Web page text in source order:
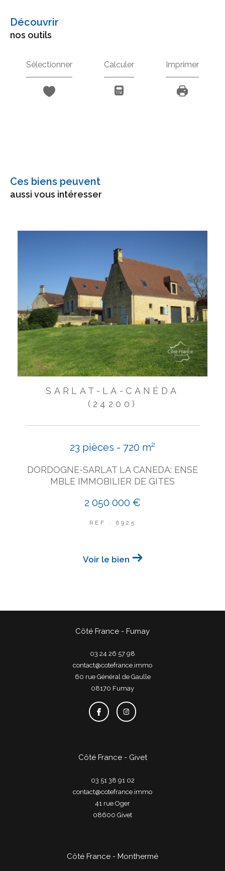
découvrir
nos outils
Sélectionner Calculer Imprimer
Ces biens peuvent
aussi vous intéresser
SARLAT-LA-CANÉDA
(24200)
23 pièces - 720 m²
DORDOGNE-SARLAT LA CANEDA: ENSE
MBLE IMMOBILIER DE GITES
2 050 000 €
REF : 6925
Voir le bien
Côté France - Fumay
03 24 26 57 98
contact@cotefrance.immo
60 rue Général de Gaulle
08170
fumay
Côté France - Givet
03 51 38 91 02
contact@cotefrance.immo
41 rue Oger
08600
givet
Côté France - Monthermé